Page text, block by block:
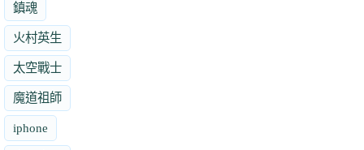
鎮魂
火村英生
太空戰士
魔道祖師
iphone